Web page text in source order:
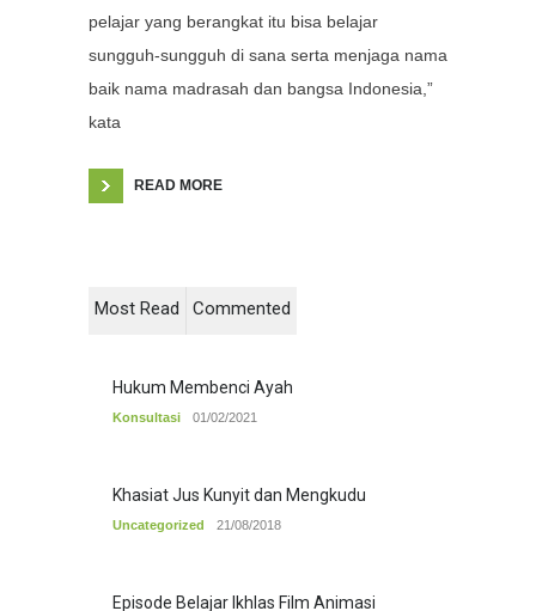
pelajar yang berangkat itu bisa belajar
sungguh-sungguh di sana serta menjaga nama
baik nama madrasah dan bangsa Indonesia,”
kata
READ MORE
Most Read Commented
Hukum Membenci Ayah
Konsultasi 01/02/2021
Khasiat Jus Kunyit dan Mengkudu
Uncategorized 21/08/2018
Episode Belajar Ikhlas Film Animasi